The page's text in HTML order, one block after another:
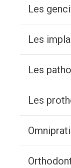
Les
Les
Les
Les